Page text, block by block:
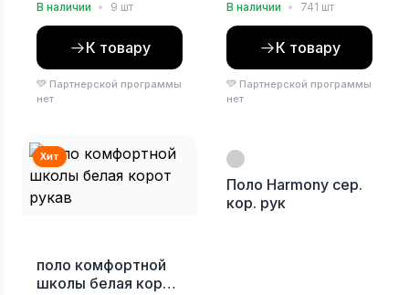
В наличии • 9 шт
К товару
Партнерской программы
нет
В наличии • 741 шт
К товару
Партнерской программы
нет
Хит
поло комфортной
школы белая корот
Хит
Поло Harmony сер.
кор. рук